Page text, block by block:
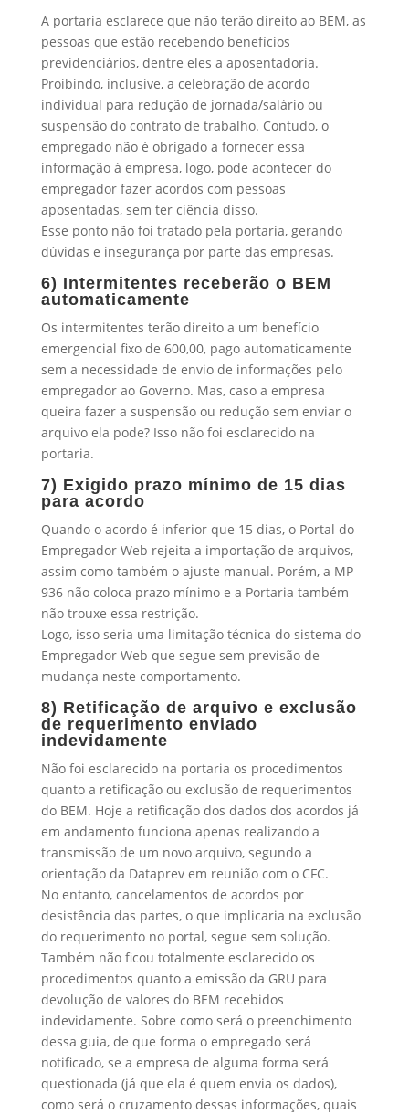
A portaria esclarece que não terão direito ao BEM, as
pessoas que estão recebendo benefícios
previdenciários, dentre eles a aposentadoria.
Proibindo, inclusive, a celebração de acordo
individual para redução de jornada/salário ou
suspensão do contrato de trabalho. Contudo, o
empregado não é obrigado a fornecer essa
informação à empresa, logo, pode acontecer do
empregador fazer acordos com pessoas
aposentadas, sem ter ciência disso.
Esse ponto não foi tratado pela portaria, gerando
dúvidas e insegurança por parte das empresas.
6) Intermitentes receberão o BEM
automaticamente
Os intermitentes terão direito a um benefício
emergencial fixo de 600,00, pago automaticamente
sem a necessidade de envio de informações pelo
empregador ao Governo. Mas, caso a empresa
queira fazer a suspensão ou redução sem enviar o
arquivo ela pode? Isso não foi esclarecido na
portaria.
7) Exigido prazo mínimo de 15 dias
para acordo
Quando o acordo é inferior que 15 dias, o Portal do
Empregador Web rejeita a importação de arquivos,
assim como também o ajuste manual. Porém, a MP
936 não coloca prazo mínimo e a Portaria também
não trouxe essa restrição.
Logo, isso seria uma limitação técnica do sistema do
Empregador Web que segue sem previsão de
mudança neste comportamento.
8) Retificação de arquivo e exclusão
de requerimento enviado
indevidamente
Não foi esclarecido na portaria os procedimentos
quanto a retificação ou exclusão de requerimentos
do BEM. Hoje a retificação dos dados dos acordos já
em andamento funciona apenas realizando a
transmissão de um novo arquivo, segundo a
orientação da Dataprev em reunião com o CFC.
No entanto, cancelamentos de acordos por
desistência das partes, o que implicaria na exclusão
do requerimento no portal, segue sem solução.
Também não ficou totalmente esclarecido os
procedimentos quanto a emissão da GRU para
devolução de valores do BEM recebidos
indevidamente. Sobre como será o preenchimento
dessa guia, de que forma o empregado será
notificado, se a empresa de alguma forma será
questionada (já que ela é quem envia os dados),
como será o cruzamento dessas informações, quais